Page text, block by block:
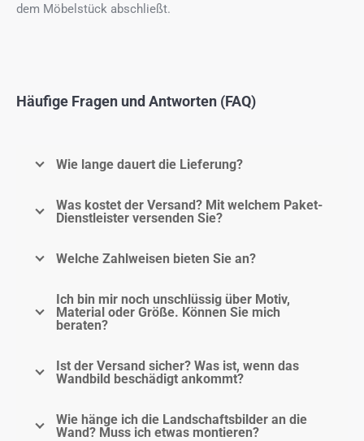
dem Möbelstück abschließt.
Häufige Fragen und Antworten (FAQ)
Wie lange dauert die Lieferung?
Was kostet der Versand? Mit welchem Paket-
Dienstleister versenden Sie?
Welche Zahlweisen bieten Sie an?
Ich bin mir noch unschlüssig über Motiv,
Material oder Größe. Können Sie mich
beraten?
Ist der Versand sicher? Was ist, wenn das
Wandbild beschädigt ankommt?
Wie hänge ich die Landschaftsbilder an die
Wand? Muss ich etwas montieren?